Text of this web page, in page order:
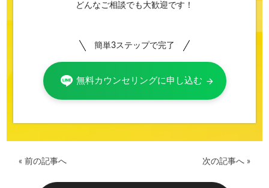
どんなご相談でも大歓迎です！
簡単3ステップで完了
無料カウンセリングに申し込む arrow_forward
« 前の記事へ 次の記事へ »